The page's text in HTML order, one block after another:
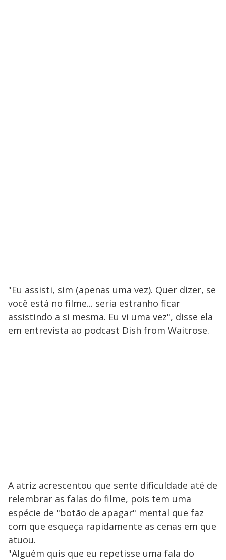
"Eu assisti, sim (apenas uma vez). Quer dizer, se
você está no filme... seria estranho ficar
assistindo a si mesma. Eu vi uma vez", disse ela
em entrevista ao podcast Dish from Waitrose.
A atriz acrescentou que sente dificuldade até de
relembrar as falas do filme, pois tem uma
espécie de "botão de apagar" mental que faz
com que esqueça rapidamente as cenas em que
atuou.
"Alguém quis que eu repetisse uma fala do